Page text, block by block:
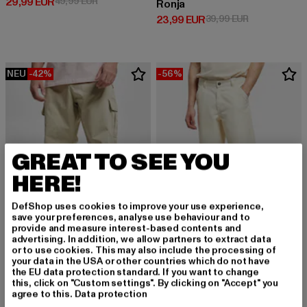
Ronja
23,99 EUR
Derzeitiger Preis: 23,99 EUR
39,99 EURAktionspreis:
NEU -42%
URBAN CLASSICS
Straight Leg
28,99 EUR
Derzeitiger Preis: 28,99 EUR
49,99 EURAktionspreis: 49,99 EUR
-56%
URBAN CLASSICS
Canvas
30,80 EUR
Derzeitiger Preis: 30,80 EUR
69,99 EURAktionspreis:
GREAT TO SEE YOU
HERE!
DefShop uses cookies to improve your use experience,
save your preferences, analyse use behaviour and to
provide and measure interest-based contents and
advertising. In addition, we allow partners to extract data
or to use cookies. This may also include the processing of
your data in the USA or other countries which do not have
the EU data protection standard. If you want to change
this, click on "Custom settings". By clicking on "Accept" you
agree to this. Data protection